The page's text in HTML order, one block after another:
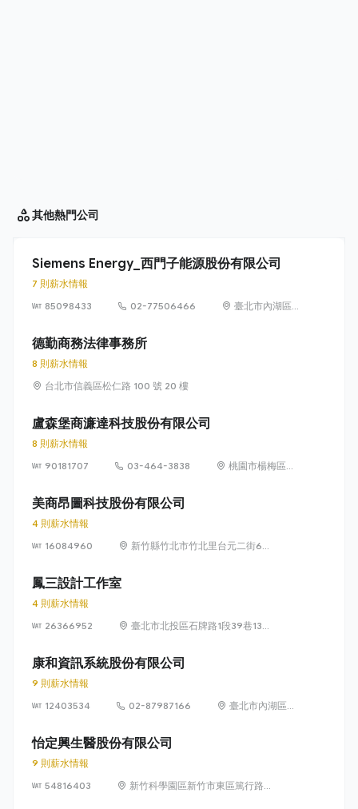
其他熱門公司
Siemens Energy_西門子能源股份有限公司
7 則薪水情報
85098433
02-77506466
臺北市內湖區
德勤商務法律事務所
8 則薪水情報
台北市信義區松仁路 100 號 20 樓
盧森堡商濂達科技股份有限公司
8 則薪水情報
90181707
03-464-3838
桃園市楊梅區高
美商昂圖科技股份有限公司
4 則薪水情報
16084960
新竹縣竹北市竹北里台元二街6號
鳳三設計工作室
4 則薪水情報
26366952
臺北市北投區石牌路1段39巷134
康和資訊系統股份有限公司
9 則薪水情報
12403534
02-87987166
臺北市內湖區瑞
怡定興生醫股份有限公司
9 則薪水情報
54816403
新竹科學園區新竹市東區篤行路6